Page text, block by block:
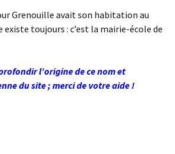
Grenouille avait son habitation au
toujours : c’est la mairie-école de
l’origine de ce nom et
du site ; merci de votre aide !